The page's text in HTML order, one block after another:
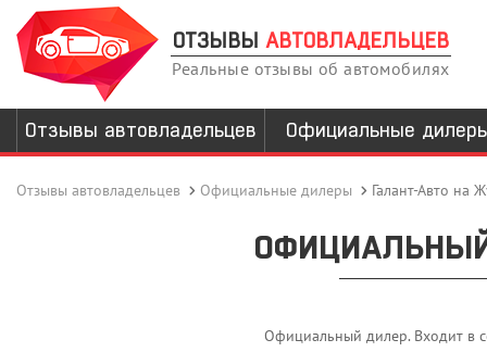
ОТЗЫВЫ АВТОВЛАДЕЛЬЦЕВ
Реальные отзывы об автомобилях
Отзывы автовладельцев Официальные
Отзывы автовладельцев Официальные дилеры Галант-Авто на
Официальный дилер. Входит в